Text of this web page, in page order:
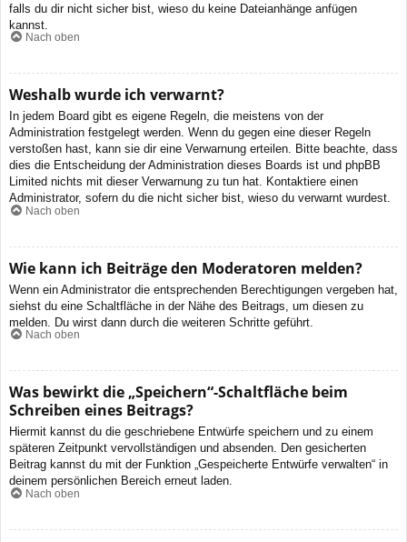
falls du dir nicht sicher bist, wieso du keine Dateianhänge anfügen
kannst.
Nach oben
Weshalb wurde ich verwarnt?
In jedem Board gibt es eigene Regeln, die meistens von der
Administration festgelegt werden. Wenn du gegen eine dieser Regeln
verstoßen hast, kann sie dir eine Verwarnung erteilen. Bitte beachte, dass
dies die Entscheidung der Administration dieses Boards ist und phpBB
Limited nichts mit dieser Verwarnung zu tun hat. Kontaktiere einen
Administrator, sofern du die nicht sicher bist, wieso du verwarnt wurdest.
Nach oben
Wie kann ich Beiträge den Moderatoren melden?
Wenn ein Administrator die entsprechenden Berechtigungen vergeben hat,
siehst du eine Schaltfläche in der Nähe des Beitrags, um diesen zu
melden. Du wirst dann durch die weiteren Schritte geführt.
Nach oben
Was bewirkt die „Speichern“-Schaltfläche beim
Schreiben eines Beitrags?
Hiermit kannst du die geschriebene Entwürfe speichern und zu einem
späteren Zeitpunkt vervollständigen und absenden. Den gesicherten
Beitrag kannst du mit der Funktion „Gespeicherte Entwürfe verwalten“ in
deinem persönlichen Bereich erneut laden.
Nach oben